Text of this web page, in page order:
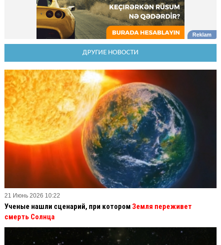
ДРУГИЕ НОВОСТИ
21 Июнь 2026 10:22
Ученые нашли сценарий, при котором Земля переживет
смерть Солнца